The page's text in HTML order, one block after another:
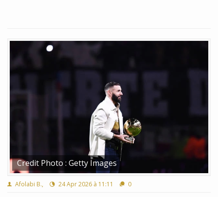
Credit Photo : Getty Images
Afolabi B., 24 Apr 2026 à 11:11 0